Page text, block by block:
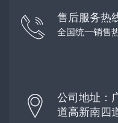
售后服务热
全国统一销售
公司地址：
道高新南四